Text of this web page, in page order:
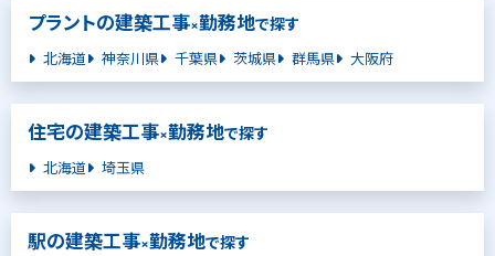
プラントの建築工事×勤務地で探す
北海道 神奈川県 千葉県 茨城県 群馬県 大阪府
住宅の建築工事×勤務地で探す
北海道 埼玉県
駅の建築工事×勤務地で探す